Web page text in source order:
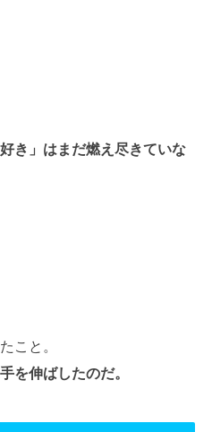
き」はまだ燃え尽きていな
こと。
を伸ばしたのだ。